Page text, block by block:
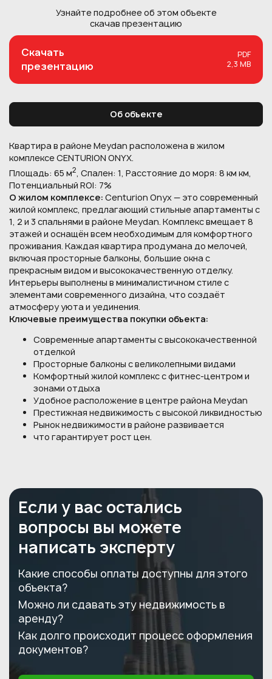
Узнайте подробнее об этом объекте
скачав презентацию
Скачать
презентацию
PDF
2,3 MB
Об объекте
Квартира в районе Meydan расположена в жилом
комплексе CENTURION ONYX.
Площадь: 65 м2, Спален: 1, Расстояние до моря: 8 км км,
Потенциальный ROI: 7%
О жилом комплексе: Centurion Onyx — это современный
жилой комплекс, предлагающий стильные апартаменты с
1, 2 и 3 спальнями в районе Meydan. Комплекс вмещает 8
этажей и оснащён всем необходимым для комфортного
проживания. Каждая квартира продумана до мелочей,
включая просторные балконы, большие окна с
прекрасным видом и высококачественную отделку.
Интерьеры выполнены в минималистичном стиле с
элементами современного дизайна, что создаёт
атмосферу уюта и уединения.
Ключевые преимущества покупки объекта:
Современные апартаменты с высококачественной
отделкой
Просторные балконы с великолепными видами
Комфортный жилой комплекс с фитнес-центром и
зонами отдыха
Удобное расположение в центре района Meydan
Престижная недвижимость с высокой ликвидностью
Рынок недвижимости в районе развивается
что гарантирует рост цен.
Если у вас остались
вопросы вы можете
написать эксперту
Какие способы оплаты доступны для этого
объекта?
Можно ли сдавать эту недвижимость в
аренду?
Как долго происходит процесс оформления
документов?